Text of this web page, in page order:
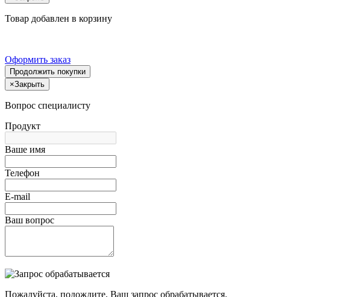
Товар добавлен в корзину
Оформить заказ
Продолжить покупки
×Закрыть
Вопрос специалисту
Продукт
Ваше имя
Телефон
E-mail
Ваш вопрос
Пожалуйста, подождите, Ваш запрос обрабатывается.